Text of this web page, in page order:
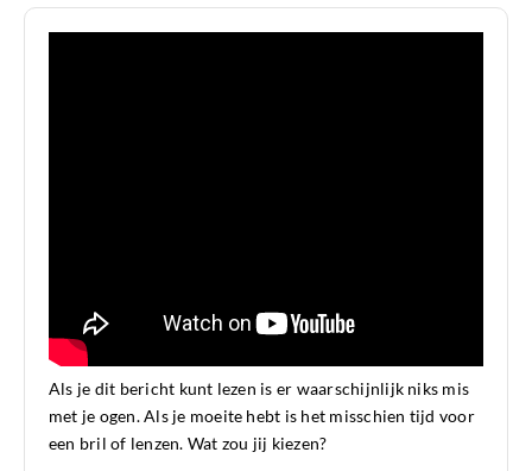
Als je dit bericht kunt lezen is er waarschijnlijk niks mis
met je ogen. Als je moeite hebt is het misschien tijd voor
een bril of lenzen. Wat zou jij kiezen?